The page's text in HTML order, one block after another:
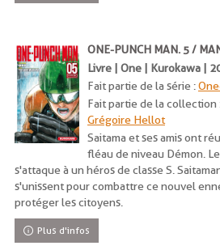
ONE-PUNCH MAN. 5 /
Livre | One | Kurokawa |
Fait partie de la série :
Fait partie de la collection
Grégoire Hellot
Saitama et ses amis ont
fléau de niveau Démon.
s'attaque à un héros de classe S.
s'unissent pour combattre ce nouvel
protéger les citoyens.
Plus d'infos